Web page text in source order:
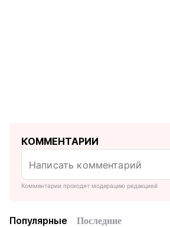
КОММЕНТАРИИ
Комментарии проходят модерацию редакцией
Популярные Последние